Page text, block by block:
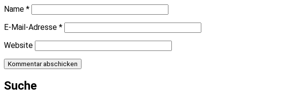
Name *
E-Mail-Adresse *
Website
Suche